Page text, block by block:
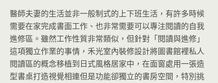
醫師夫妻的生活並非一般制式的上下班生活，有許多時候
需要在家完成書面工作、也非常需要可以專注閱讀的自我
進修區。雖然工作性質非常類似，但針對「閱讀與進修」
這項獨立作業的事情，禾光室內裝修設計將圖書館裡私人
閱讀區的概念移植到日式風格居家中，在面窗處用一張造
型書桌打造視覺相連但是功能卻獨立的書房空間，特別挑